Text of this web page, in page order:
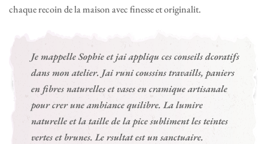
chaque recoin de la maison avec finesse et originalit.
Je mappelle Sophie et jai appliqu ces conseils dcoratifs
dans mon atelier. Jai runi coussins travaills, paniers
en fibres naturelles et vases en cramique artisanale
pour crer une ambiance quilibre. La lumire
naturelle et la taille de la pice subliment les teintes
vertes et brunes. Le rsultat est un sanctuaire.